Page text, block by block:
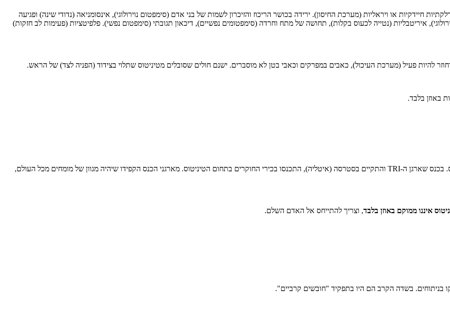
חיידקיות או ויראליות (מערכת החיסון). ירידה בכושר הריכוז והזיכרון לשמות של בני אדם (סימפטום נוירולוגי), אינסומניאה (נדודי שינה) ופגיעה
איריטבליות (נטייה לכעוס בקלות), תחושה של מתח וחרדה (סימפטומים נפשיים), דיכאון תגובתי (סימפטום נפשי). פלפיטציות (פעימות לב חזקות)
להיות פעיל (מערכת העיכול), כאבים במפרקים וכאבי בטן לא מוסברים. ישנם חולים שסובלים מטיניטוס שתלוי בצידוד (הפניה לצד) של הראש.
באוזן בלבד.
טי. אר. אי. (TRI) הוא הארגון הבינלאומי הגדול בעולם לחקר הטיניטוס. בכנס שארגן ה-TRI והתקיים בסטרסה (איטליה), התכנסו בכירי החוקרים בתחום הטיניטוס. מארגני הכנס הקפידו שיהיה מגוון של מומחים מכל העולם,
איננו ממוקם באוזן בלבד, וצריך להתייחס אל האדם השלם.